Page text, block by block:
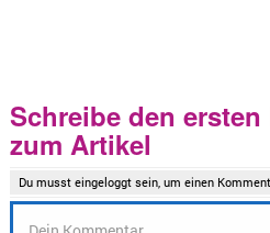
Schreibe den
zum Artikel